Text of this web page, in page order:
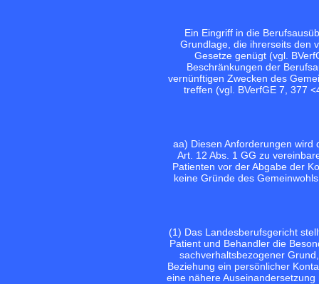
Ein Eingriff in die
Grundlage, die ihrerseits den
Gesetze genügt (vgl.
Beschränkungen der
vernünftigen Zwecken des
treffen (vgl. BVerfGE 7, 377
aa) Diesen Anforderungen wird
Art. 12 Abs. 1 GG zu
Patienten vor der Abgabe der
keine Gründe des
(1) Das Landesberufsgericht
Patient und Behandler die
sachverhaltsbezogener
Beziehung ein persönlicher
eine nähere